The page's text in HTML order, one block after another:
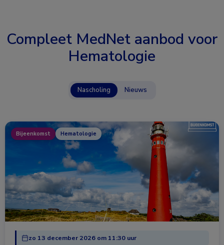
Compleet MedNet aanbod voor
Hematologie
Nascholing Nieuws
Bijeenkomst Hematologie
zo 13 december 2026 om 11:30 uur